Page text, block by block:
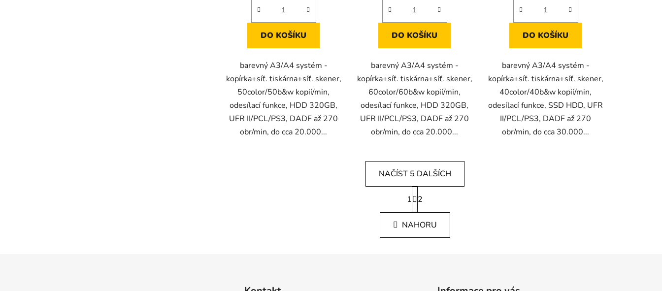
DO KOŠÍKU
barevný A3/A4 systém -
kopírka+síť. tiskárna+síť. skener,
50color/50b&w kopií/min,
odesílací funkce, HDD 320GB,
UFR II/PCL/PS3, DADF až 270
obr/min, do cca 20.000...
DO KOŠÍKU
barevný A3/A4 systém -
kopírka+síť. tiskárna+síť. skener,
60color/60b&w kopií/min,
odesílací funkce, HDD 320GB,
UFR II/PCL/PS3, DADF až 270
obr/min, do cca 20.000...
DO KOŠÍKU
barevný A3/A4 systém -
kopírka+síť. tiskárna+síť. skener,
40color/40b&w kopií/min,
odesílací funkce, SSD HDD, UFR
II/PCL/PS3, DADF až 270
obr/min, do cca 30.000...
O
v
l
á
NAČÍST 5 DALŠÍCH
S
t
r
n
k
1 2
NAHORU